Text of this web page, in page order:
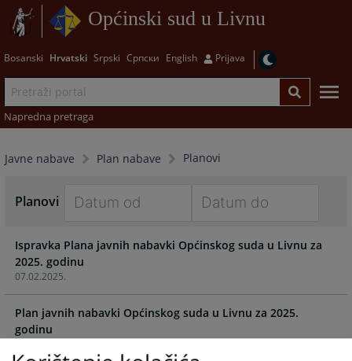
Općinski sud u Livnu
Bosanski Hrvatski Srpski Српски English Prijava
Napredna pretraga
Javne nabave Plan nabave Planovi
Planovi
forward
to
interact
with
the
forward
with
the
07.02.2025.
Ispravka Plana javnih nabavki Općinskog suda u Livnu za
2025. godinu
Plan javnih nabavki Općinskog suda u Livnu za 2025.
godinu